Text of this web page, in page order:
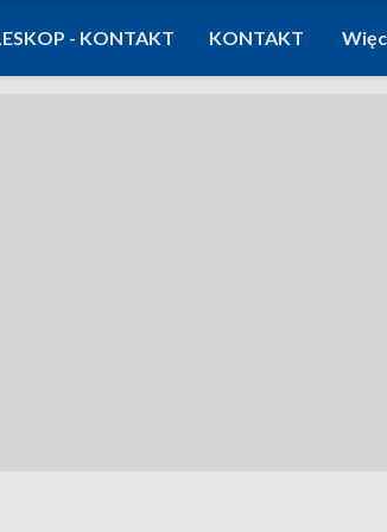
- KONTAKT KONTAKT